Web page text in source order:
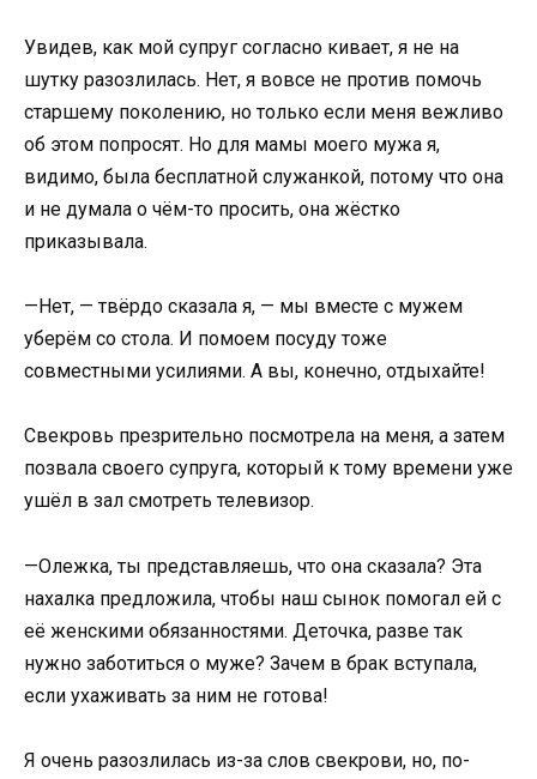
Увидев, как мой супруг согласно кивает, я не на
шутку разозлилась. Нет, я вовсе не против помочь
старшему поколению, но только если меня вежливо
об этом попросят. Но для мамы моего мужа я,
видимо, была бесплатной служанкой, потому что она
и не думала о чём-то просить, она жёстко
приказывала.
—Нет, — твёрдо сказала я, — мы вместе с мужем
уберём со стола. И помоем посуду тоже
совместными усилиями. А вы, конечно, отдыхайте!
Свекровь презрительно посмотрела на меня, а затем
позвала своего супруга, который к тому времени уже
ушёл в зал смотреть телевизор.
—Олежка, ты представляешь, что она сказала? Эта
нахалка предложила, чтобы наш сынок помогал ей с
её женскими обязанностями. Деточка, разве так
нужно заботиться о муже? Зачем в брак вступала,
если ухаживать за ним не готова!
Я очень разозлилась из-за слов свекрови, но, по-